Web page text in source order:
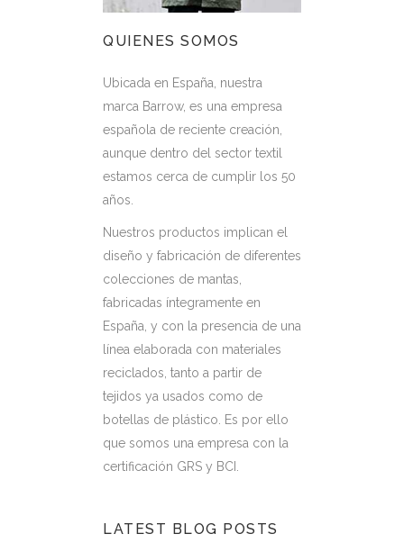
QUIENES SOMOS
Ubicada en España, nuestra
marca Barrow, es una empresa
española de reciente creación,
aunque dentro del sector textil
estamos cerca de cumplir los 50
años.
Nuestros productos implican el
diseño y fabricación de diferentes
colecciones de mantas,
fabricadas íntegramente en
España, y con la presencia de una
línea elaborada con materiales
reciclados, tanto a partir de
tejidos ya usados como de
botellas de plástico. Es por ello
que somos una empresa con la
certificación GRS y BCI.
LATEST BLOG POSTS